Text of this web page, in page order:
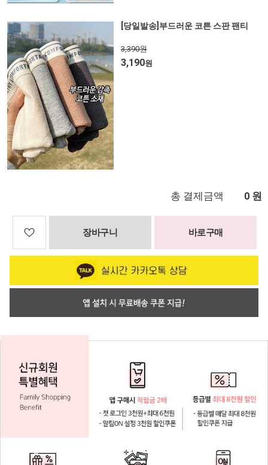
[당일발송]부드러운 코튼 스판 팬티
3,390원
3,190원
총 결제금액 0 원
장바구니 바로구매